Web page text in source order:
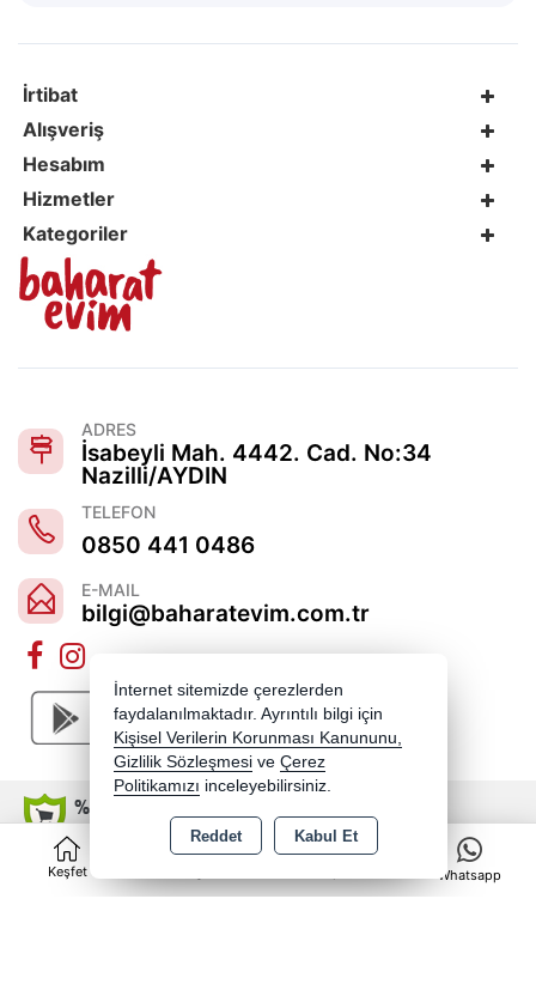
Keşfet
0
Whatsapp
İrtibat
Alışveriş
Hesabım
Hizmetler
Kategoriler
ADRES
İsabeyli Mah. 4442. Cad. No:34
Nazilli/AYDIN
TELEFON
0850 441 0486
E-MAIL
bilgi@baharatevim.com.tr
Copyright 2026 baharatevim.com.tr - Tüm hakları saklıdır.
Kredi kartı bilgileriniz 256bit SSL sertifikası ile korunmaktadır.
İnternet sitemizde çerezlerden
faydalanılmaktadır. Ayrıntılı bilgi için
Kişisel Verilerin Korunması Kanununu,
Gizlilik Sözleşmesi ve Çerez
Politikamızı inceleyebilirsiniz.
Reddet Kabul Et